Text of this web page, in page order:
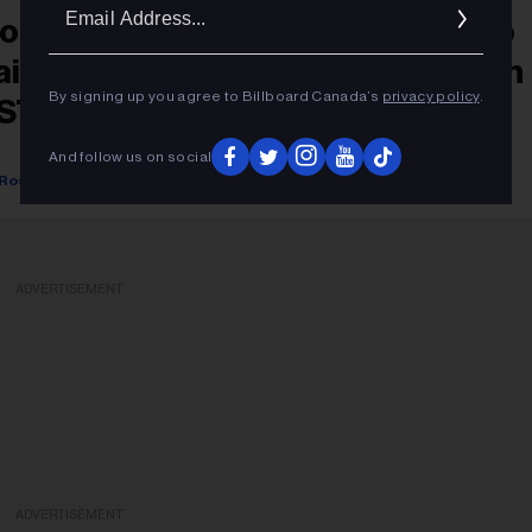
Artists Come Together To
Money For Trans Organization
Rosie Long Decter December 13, 2023
By signing up you agree to Billboard Canada’s privacy policy.
And follow us on social